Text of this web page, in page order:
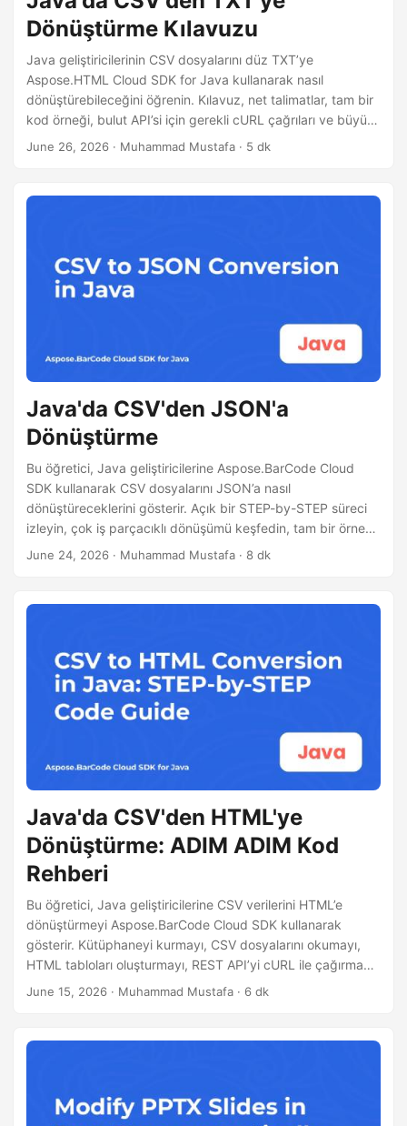
Dönüştürme Kılavuzu
Java geliştiricilerinin CSV dosyalarını düz TXT’ye
Aspose.HTML Cloud SDK for Java kullanarak nasıl
dönüştürebileceğini öğrenin. Kılavuz, net talimatlar, tam bir
kod örneği, bulut API’si için gerekli cURL çağrıları ve büyük
CSV veri kümelerini verimli bir şekilde işlemek için
June 26, 2026 · Muhammad Mustafa · 5 dk
Java'da CSV'den JSON'a
Dönüştürme
Bu öğretici, Java geliştiricilerine Aspose.BarCode Cloud
SDK kullanarak CSV dosyalarını JSON’a nasıl
dönüştüreceklerini gösterir. Açık bir STEP-by-STEP süreci
izleyin, çok iş parçacıklı dönüşümü keşfedin, tam bir örnek
görün ve büyük veri setlerini verimli bir şekilde işlemek için
June 24, 2026 · Muhammad Mustafa · 8 dk
Java'da CSV'den HTML'ye
Dönüştürme: ADIM ADIM Kod
Rehberi
Bu öğretici, Java geliştiricilerine CSV verilerini HTML’e
dönüştürmeyi Aspose.BarCode Cloud SDK kullanarak
gösterir. Kütüphaneyi kurmayı, CSV dosyalarını okumayı,
HTML tabloları oluşturmayı, REST API’yi cURL ile çağırmayı
ve büyük veri setleri için optimizasyonlar uygulamayı
June 15, 2026 · Muhammad Mustafa · 6 dk